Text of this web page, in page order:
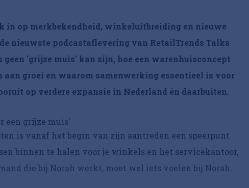
in op merkbekendheid, winkeluitbreiding en nieuwe
nieuwste podcastaflevering van RetailTrends Talks
'grijze muis' kan zijn, hoe een warenhuisconcept
groei en waarom samenwerking essentieel is voor
op verdere expansie in Nederland én daarbuiten.
een grijze muis'
is vanaf het begin van zijn aantreden een speerpunt
binnen te halen voor je winkels en het servicekantoor,
die bij Norah werkt, moet wel iets voelen bij Norah.